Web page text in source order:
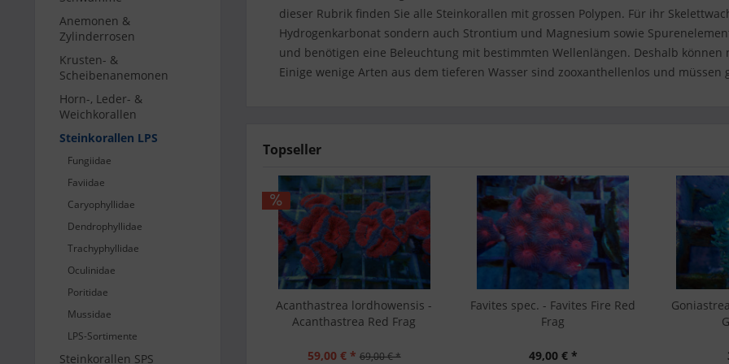
Anemonen &
Zylinderrosen
Krusten- &
Scheibenanemonen
Horn-, Leder- &
Weichkorallen
Steinkorallen LPS
Fungiidae
Faviidae
Caryophyllidae
Dendrophyllidae
Trachyphyllidae
Oculinidae
Poritidae
Mussidae
LPS-Sortimente
Steinkorallen SPS
dieser Rubrik finden Sie alle Steinkorallen mit grossen Polypen. Für ihr
Hydrogenkarbonat sondern auch Strontium und Magnesium sowie
und benötigen eine Beleuchtung mit bestimmten Wellenlängen. Deshalb
Einige wenige Arten aus dem tieferen Wasser sind zooxanthellenlos und
Topseller
Acanthastrea lordhowensis -
Acanthastrea Red Frag
59,00 € * 69,00 € *
Favites spec. - Favites Fire Red
Frag
49,00 € *